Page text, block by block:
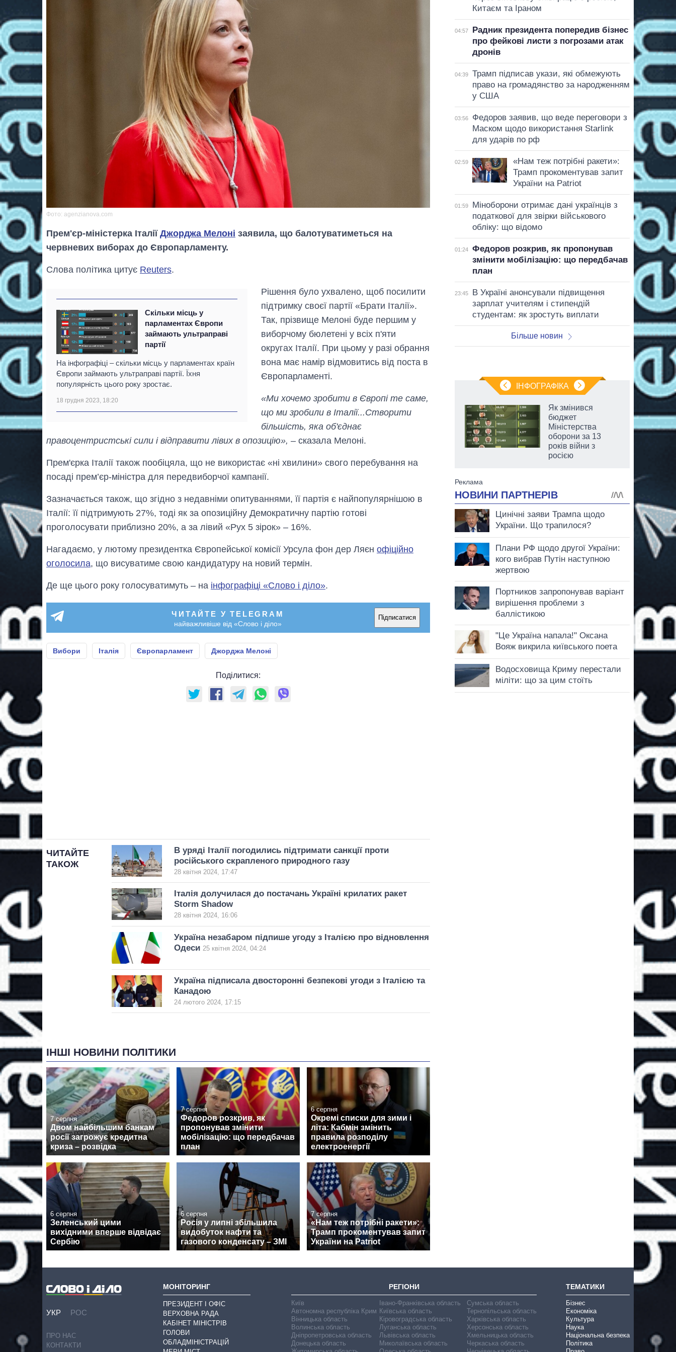
Фото: agenzianova.com
Прем'єр-міністерка Італії Джорджа Мелоні заявила, що балотуватиметься на
червневих виборах до Європарламенту.
Слова політика цитує Reuters.
Скільки місць у
парламентах Європи
займають ультраправі
партії
На інфографіці – скільки місць у парламентах країн
Європи займають ультраправі партії. Їхня
популярність цього року зростає.
18 грудня 2023, 18:20
Рішення було ухвалено, щоб посилити
підтримку своєї партії «Брати Італії».
Так, прізвище Мелоні буде першим у
виборчому бюлетені у всіх п'яти
округах Італії. При цьому у разі обрання
вона має намір відмовитись від поста в
Європарламенті.
«Ми хочемо зробити в Європі те саме,
що ми зробили в Італії...Створити
більшість, яка об'єднає
правоцентристські сили і відправити лівих в опозицію», – сказала Мелоні.
Прем'єрка Італії також пообіцяла, що не використає «ні хвилини» свого перебування на
посаді прем’єр-міністра для передвиборчої кампанії.
Зазначається також, що згідно з недавніми опитуваннями, її партія є найпопулярнішою в
Італії: її підтримують 27%, тоді як за опозиційну Демократичну партію готові
проголосувати приблизно 20%, а за лівий «Рух 5 зірок» – 16%.
Нагадаємо, у лютому президентка Європейської комісії Урсула фон дер Ляєн офіційно
оголосила, що висуватиме свою кандидатуру на новий термін.
Де ще цього року голосуватимуть – на інфографіці «Слово і діло».
ЧИТАЙТЕ У TELEGRAM
найважливіше від «Слово і діло»
Підписатися
Вибори Італія Європарламент Джорджа Мелоні
Поділитися:
ЧИТАЙТЕ
ТАКОЖ
В уряді Італії погодились підтримати санкції проти
російського скрапленого природного газу
28 квітня 2024, 17:47
Італія долучилася до постачань Україні крилатих ракет
Storm Shadow
28 квітня 2024, 16:06
Україна незабаром підпише угоду з Італією про відновлення
Одеси 25 квітня 2024, 04:24
Україна підписала двосторонні безпекові угоди з Італією та
Канадою
24 лютого 2024, 17:15
ІНШІ НОВИНИ ПОЛІТИКИ
7 серпня
Двом найбільшим банкам
росії загрожує кредитна
криза – розвідка
7 серпня
Федоров розкрив, як
пропонував змінити
мобілізацію: що передбачав
план
6 серпня
Окремі списки для зими і
літа: Кабмін змінить
правила розподілу
електроенергії
6 серпня
Зеленський цими
вихідними вперше відвідає
Сербію
6 серпня
Росія у липні збільшила
видобуток нафти та
газового конденсату – ЗМІ
7 серпня
«Нам теж потрібні ракети»:
Трамп прокоментував запит
України на Patriot
Китаєм та Іраном
04:57
Радник президента попередив бізнес
про фейкові листи з погрозами атак
дронів
04:39
Трамп підписав укази, які обмежують
право на громадянство за народженням
у США
03:56
Федоров заявив, що веде переговори з
Маском щодо використання Starlink
для ударів по рф
02:59
«Нам теж потрібні ракети»:
Трамп прокоментував запит
України на Patriot
01:59
Міноборони отримає дані українців з
податкової для звірки військового
обліку: що відомо
01:24
Федоров розкрив, як пропонував
змінити мобілізацію: що передбачав
план
23:45
В Україні анонсували підвищення
зарплат учителям і стипендій
студентам: як зростуть виплати
Більше новин
ІНФОГРАФІКА
змінилася кількість
Як змінився
бюджет
Міністерства
оборони за 13
років війни з
росією
УКР РОС
ПРО НАС
КОНТАКТИ
МОНІТОРИНГ
ПРЕЗИДЕНТ І ОФІС
ВЕРХОВНА РАДА
КАБІНЕТ МІНІСТРІВ
ГОЛОВИ
ОБЛАДМІНІСТРАЦІЙ
РЕГІОНИ
Київ
Автономна республіка Крим
Вінницька область
Волинська область
Дніпропетровська область
Донецька область
Івано-Франківська область
Київська область
Кіровоградська область
Луганська область
Львівська область
Миколаївська область
Сумська область
Тернопільська область
Харківська область
Херсонська область
Хмельницька область
Черкаська область
ТЕМАТИКИ
Бізнес
Економіка
Культура
Наука
Національна безпека
Політика